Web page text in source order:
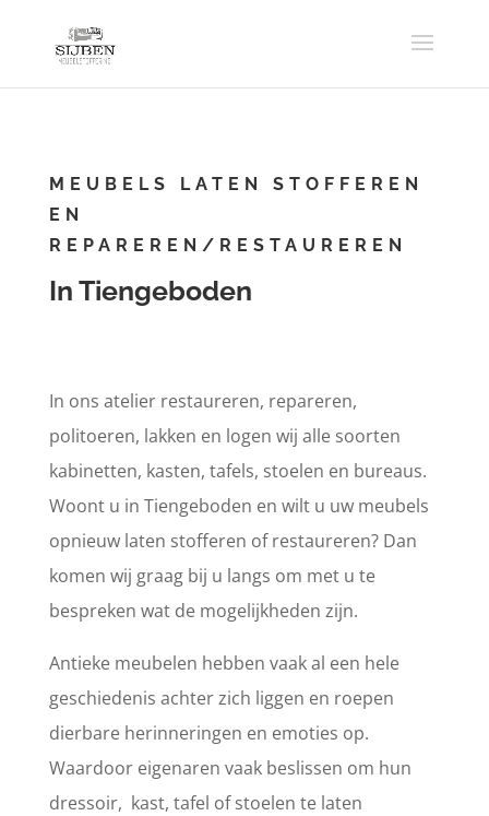
MEUBELS LATEN STOFFEREN
EN
REPAREREN/RESTAUREREN
In Tiengeboden
In ons atelier restaureren, repareren,
politoeren, lakken en logen wij alle soorten
kabinetten, kasten, tafels, stoelen en bureaus.
Woont u in Tiengeboden en wilt u uw meubels
opnieuw laten stofferen of restaureren? Dan
komen wij graag bij u langs om met u te
bespreken wat de mogelijkheden zijn.
Antieke meubelen hebben vaak al een hele
geschiedenis achter zich liggen en roepen
dierbare herinneringen en emoties op.
Waardoor eigenaren vaak beslissen om hun
dressoir, kast, tafel of stoelen te laten